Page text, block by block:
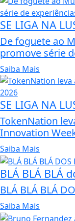
SE LIGA NA
De foguete ao
promove série
Saiba Mais
SE LIGA NA
TokenNation
Innovation
Saiba Mais
BLÁ BLÁ BLÁ
BLÁ BLÁ BLÁ
Saiba Mais